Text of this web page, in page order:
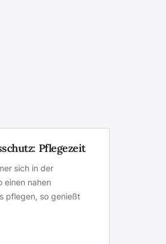
Pflegezeit
sich in der
einen nahen
pflegen, so genießt